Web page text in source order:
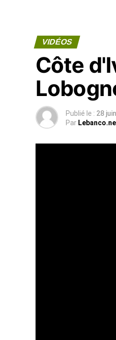
VIDÉOS
Côte
Publié le : 28
Par